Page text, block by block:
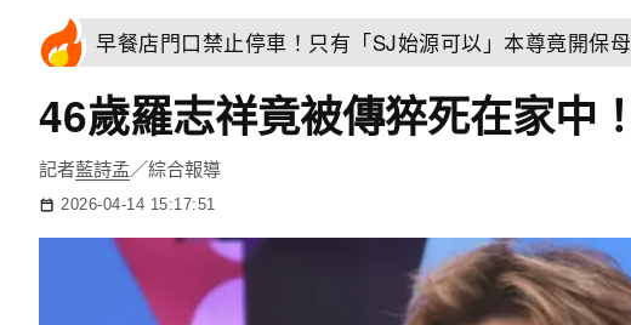
早餐店門口禁止停車！只有「SJ始源可以」本尊竟開保
46歲羅志祥竟被傳猝死在家
記者藍詩孟／綜合報導
2026-04-14 15:17:51